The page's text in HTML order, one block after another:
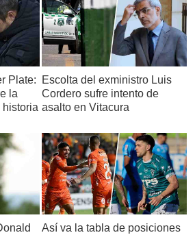
Plate:
la
historia
Escolta del exministro Luis
Cordero sufre intento de
asalto en Vitacura
Así va la tabla de posiciones